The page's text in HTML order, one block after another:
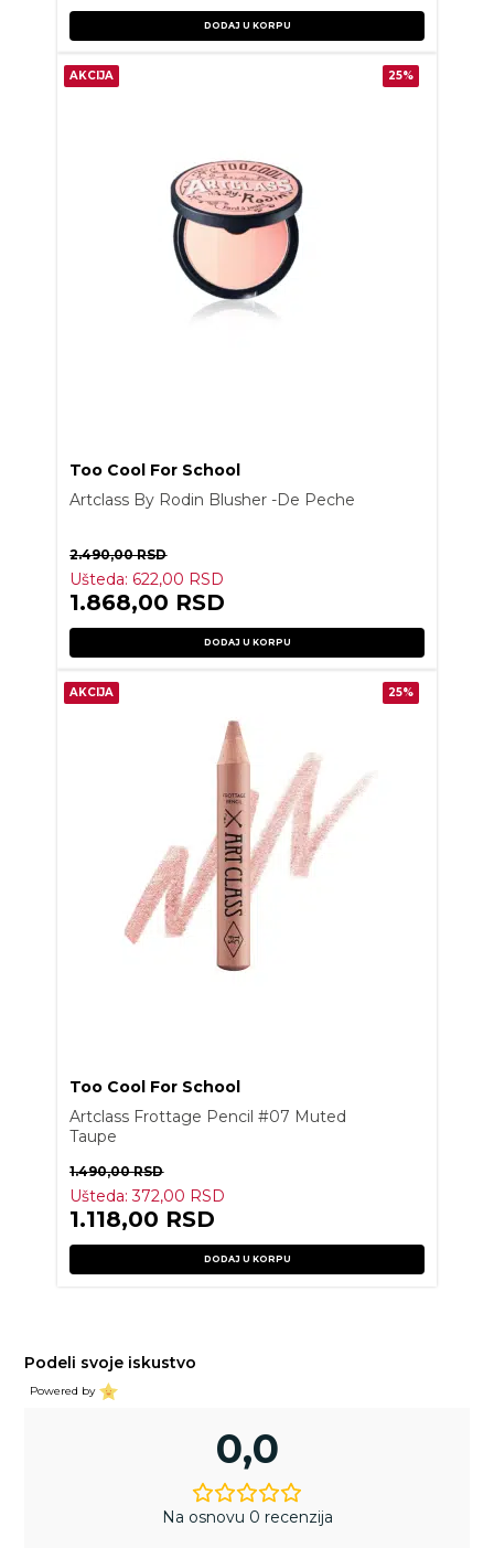
DODAJ U KORPU
AKCIJA 25%
Too Cool For School
Artclass By Rodin Blusher -De Peche
2.490,00RSD
Ušteda: 622,00 RSD
1.868,00 RSD
DODAJ U KORPU
AKCIJA 25%
Too Cool For School
Artclass Frottage Pencil #07 Muted
Taupe
1.490,00RSD
Ušteda:372,00 RSD
1.118,00 RSD
DODAJ U KORPU
Podeli svoje iskustvo
Powered by
0,0
Na osnovu 0 recenzija